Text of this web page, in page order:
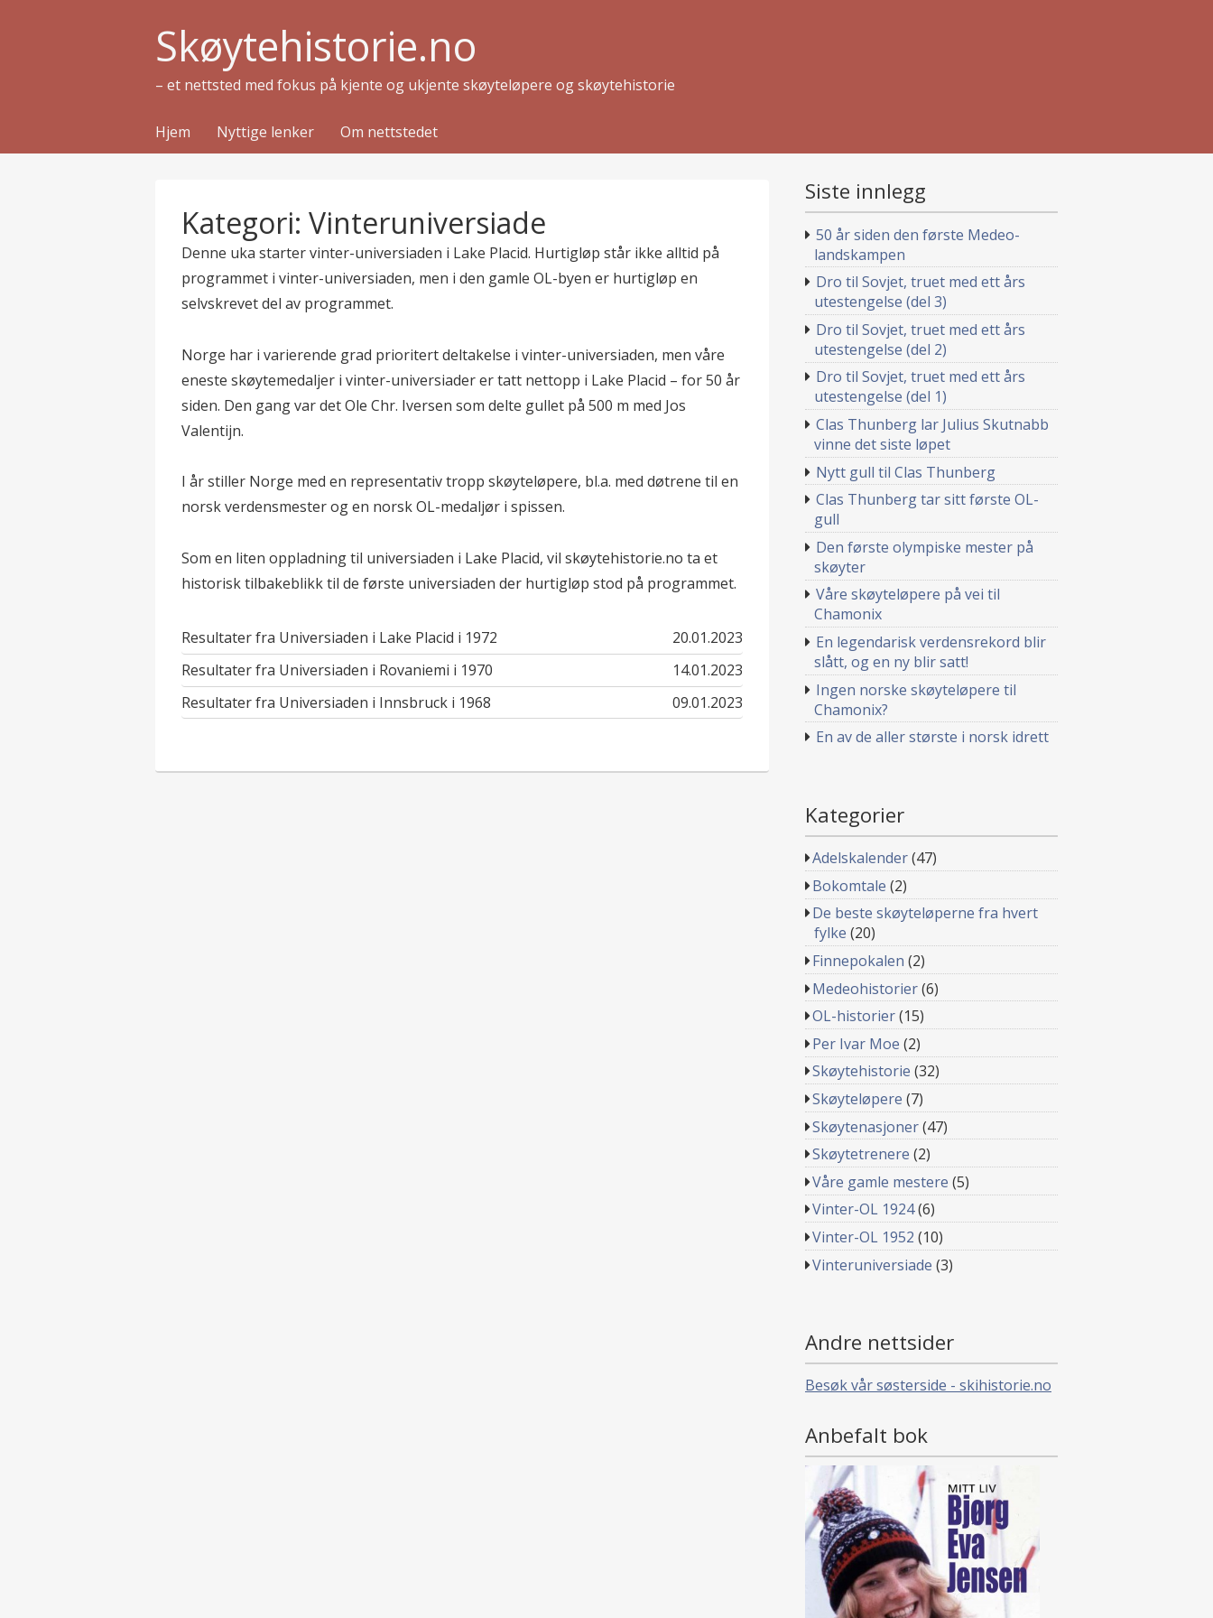
Skøytehistorie.no
– et nettsted med fokus på kjente og ukjente skøyteløpere og skøytehistorie
Hjem Nyttige lenker Om nettstedet
Kategori: Vinteruniversiade
Denne uka starter vinter-universiaden i Lake Placid. Hurtigløp står ikke alltid på
programmet i vinter-universiaden, men i den gamle OL-byen er hurtigløp en
selvskrevet del av programmet.
Norge har i varierende grad prioritert deltakelse i vinter-universiaden, men våre
eneste skøytemedaljer i vinter-universiader er tatt nettopp i Lake Placid – for 50 år
siden. Den gang var det Ole Chr. Iversen som delte gullet på 500 m med Jos
Valentijn.
I år stiller Norge med en representativ tropp skøyteløpere, bl.a. med døtrene til en
norsk verdensmester og en norsk OL-medaljør i spissen.
Som en liten oppladning til universiaden i Lake Placid, vil skøytehistorie.no ta et
historisk tilbakeblikk til de første universiaden der hurtigløp stod på programmet.
Resultater fra Universiaden i Lake Placid i 1972
published
in
20.01.2023
Resultater fra Universiaden i Rovaniemi i 1970
published
in
14.01.2023
Resultater fra Universiaden i Innsbruck i 1968
published
in
09.01.2023
Siste innlegg
50 år siden den første Medeo-
landskampen
Dro til Sovjet, truet med ett års
utestengelse (del 3)
Dro til Sovjet, truet med ett års
utestengelse (del 2)
Dro til Sovjet, truet med ett års
utestengelse (del 1)
Clas Thunberg lar Julius Skutnabb
vinne det siste løpet
Nytt gull til Clas Thunberg
Clas Thunberg tar sitt første OL-
gull
Den første olympiske mester på
skøyter
Våre skøyteløpere på vei til
Chamonix
En legendarisk verdensrekord blir
slått, og en ny blir satt!
Ingen norske skøyteløpere til
Chamonix?
En av de aller største i norsk idrett
Kategorier
Adelskalender(47)
Bokomtale (2)
De beste skøyteløperne fra hvert
fylke (20)
Finnepokalen (2)
Medeohistorier(6)
OL-historier(15)
Per Ivar Moe (2)
Skøytehistorie (32)
Skøyteløpere (7)
Skøytenasjoner(47)
Skøytetrenere (2)
Våre gamle mestere (5)
Vinter-OL 1924(6)
Vinter-OL 1952 (10)
Vinteruniversiade (3)
Andre nettsider
Besøk vår søsterside - skihistorie.no
Anbefalt bok